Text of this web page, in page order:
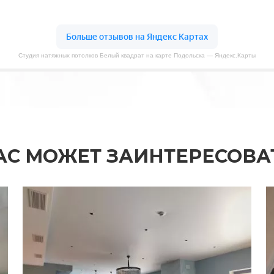
Студия натяжных потолков Белый квадрат на карте Подольска — Яндекс.Карты
МОЖЕТ